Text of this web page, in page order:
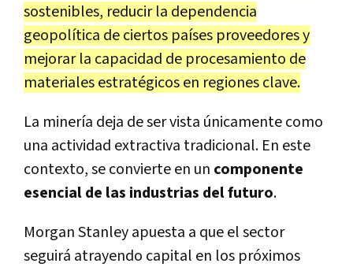
sostenibles, reducir la dependencia
geopolítica de ciertos países proveedores y
mejorar la capacidad de procesamiento de
materiales estratégicos en regiones clave.
La minería deja de ser vista únicamente como
una actividad extractiva tradicional. En este
contexto, se convierte en un componente
esencial de las industrias del futuro.
Morgan Stanley apuesta a que el sector
seguirá atrayendo capital en los próximos